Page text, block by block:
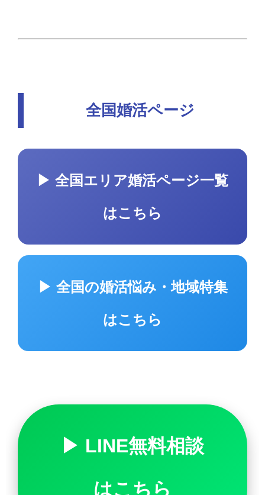
全国婚活ページ
▶ 全国エリア婚活ページ一覧
はこちら
▶ 全国の婚活悩み・地域特集
はこちら
▶ LINE無料相談
はこちら